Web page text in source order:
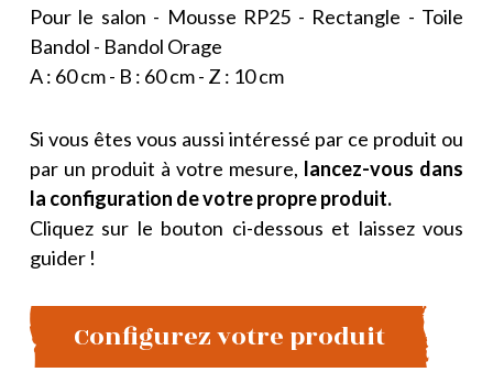
Pour le salon - Mousse RP25 - Rectangle - Toile
Bandol - Bandol Orage
A : 60 cm - B : 60 cm - Z : 10 cm
Si vous êtes vous aussi intéressé par ce produit ou
par un produit à votre mesure, lancez-vous dans
la configuration de votre propre produit.
Cliquez sur le bouton ci-dessous et laissez vous
guider !
Configurez votre produit